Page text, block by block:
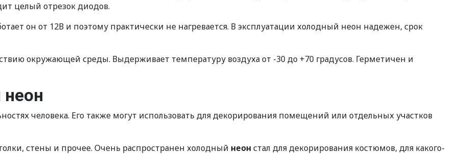
целый отрезок диодов.
он от 12В и поэтому практически не нагревается. В эксплуатации холодный неон надежен, срок
окружающей среды. Выдерживает температуру воздуха от -30 до +70 градусов. Герметичен и
человека. Его также могут использовать для декорирования помещений или отдельных участков
стены и прочее. Очень распространен холодный неон стал для декорирования костюмов, для какого-